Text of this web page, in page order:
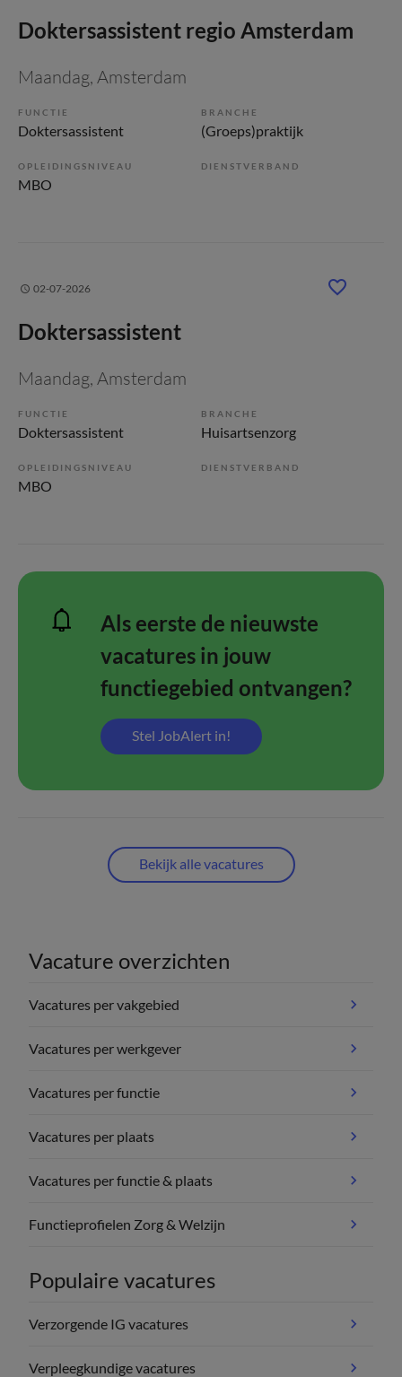
Doktersassistent regio Amsterdam
Maandag, Amsterdam
FUNCTIE
Doktersassistent
BRANCHE
(Groeps)praktijk
OPLEIDINGSNIVEAU
MBO
DIENSTVERBAND
02-07-2026
Doktersassistent
Maandag, Amsterdam
FUNCTIE
Doktersassistent
BRANCHE
Huisartsenzorg
OPLEIDINGSNIVEAU
MBO
DIENSTVERBAND
Als eerste de nieuwste
vacatures in jouw
functiegebied ontvangen?
Stel JobAlert in!
Bekijk alle vacatures
Vacature overzichten
Vacatures per vakgebied
Vacatures per werkgever
Vacatures per functie
Vacatures per plaats
Vacatures per functie & plaats
Functieprofielen Zorg & Welzijn
Populaire vacatures
Verzorgende IG vacatures
Verpleegkundige vacatures